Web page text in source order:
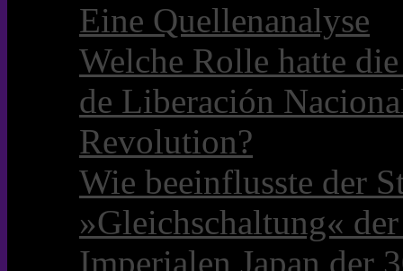
Eine Quellenanalyse
Welche Rolle hatte
de Liberación
Revolution?
Wie beeinflusste der
»Gleichschaltung«
Imperialen Japan der